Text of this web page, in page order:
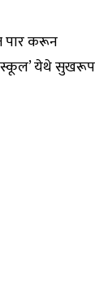
पार करून
येथे सुखरूप